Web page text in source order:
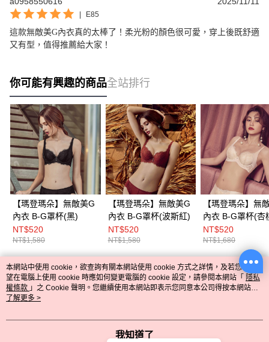
| E85
這款無敵美G內衣真的太棒了！柔光粉的顏色很可愛，穿上後既舒適
又有型，值得推薦給大家！
你可能有興趣的商品全站排行
【瑪登瑪朵】無敵美G
內衣 B-G罩杯(黑)
NT$520
NT$1,580
【瑪登瑪朵】無敵美G
內衣 B-G罩杯(波斯紅)
NT$520
NT$1,580
【瑪登瑪朵】無
內衣 B-G罩杯(杏
NT$520
NT$1,680
熱門標籤
本網站中使用 cookie，欲查詢有關本網站使用 cookie 方式之詳情，及若您不希
望在電腦上使用 cookie 時應如何變更電腦的 cookie 設定，請參閱本網站「 隱私
權條款 」之 Cookie 聲明。您繼續使用本網站即表示您同意本公司得按本網站使
用條款之 Cookie 聲明使用 cookie。
了解更多 >
我知道了
Mode Marie
綁定LINE好友立即送$100購物金
~
回覆至 Mode Marie